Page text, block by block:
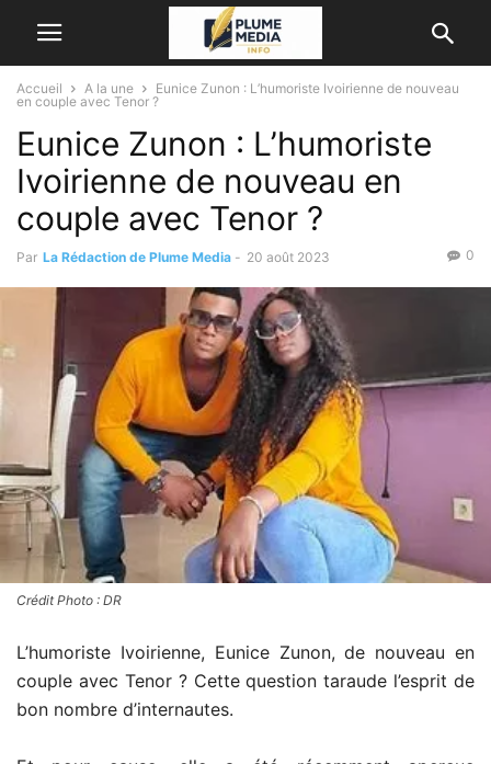
Accueil A la une
Eunice Zunon : L’humoriste Ivoirienne de nouveau
en couple avec Tenor ?
Eunice Zunon : L’humoriste
Ivoirienne de nouveau en
couple avec Tenor ?
Par La Rédaction de Plume Media - 20 août 2023 0
Crédit Photo : DR
L’humoriste Ivoirienne, Eunice Zunon, de nouveau en
couple avec Tenor ? Cette question taraude l’esprit de
bon nombre d’internautes.